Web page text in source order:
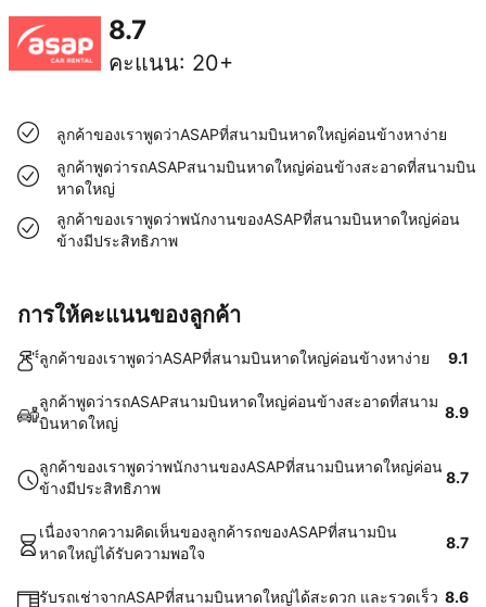
8.7
คะแนน: 20+
ลูกค้าของเราพูดว่าASAPที่สนามบินหาดใหญ่ค่อนข้างหาง่าย
ลูกค้าพูดว่ารถASAPสนามบินหาดใหญ่ค่อนข้างสะอาดที่สนามบิน
หาดใหญ่
ลูกค้าของเราพูดว่าพนักงานของASAPที่สนามบินหาดใหญ่ค่อน
ข้างมีประสิทธิภาพ
การให้คะแนนของลูกค้า
ลูกค้าของเราพูดว่าASAPที่สนามบินหาดใหญ่ค่อนข้างหาง่าย 9.1
ลูกค้าพูดว่ารถASAPสนามบินหาดใหญ่ค่อนข้างสะอาดที่สนาม
บินหาดใหญ่
8.9
ลูกค้าของเราพูดว่าพนักงานของASAPที่สนามบินหาดใหญ่ค่อน
ข้างมีประสิทธิภาพ
8.7
เนื่องจากความคิดเห็นของลูกค้ารถของASAPที่สนามบิน
หาดใหญ่ได้รับความพอใจ
8.7
รับรถเช่าจากASAPที่สนามบินหาดใหญ่ได้สะดวก และรวดเร็ว 8.6